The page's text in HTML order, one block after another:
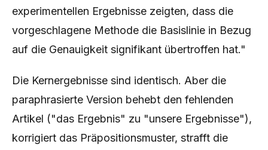
experimentellen Ergebnisse zeigten, dass die
vorgeschlagene Methode die Basislinie in Bezug
auf die Genauigkeit signifikant übertroffen hat."
Die Kernergebnisse sind identisch. Aber die
paraphrasierte Version behebt den fehlenden
Artikel ("das Ergebnis" zu "unsere Ergebnisse"),
korrigiert das Präpositionsmuster, strafft die